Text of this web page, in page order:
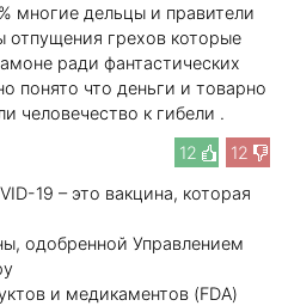
многие дельцы и правители
отпущения грехов которые
ради фантастических
понято что деньги и товарно
человечество к гибели .
12
12
19 – это вакцина, которая
одобренной Управлением
и медикаментов (FDA)